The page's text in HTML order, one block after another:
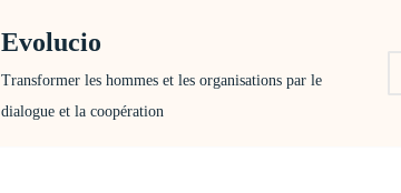
Evolucio
Transformer les hommes et les organisations par le
dialogue et la coopération